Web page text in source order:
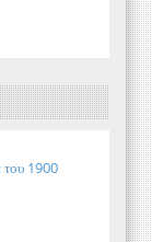
του 1900